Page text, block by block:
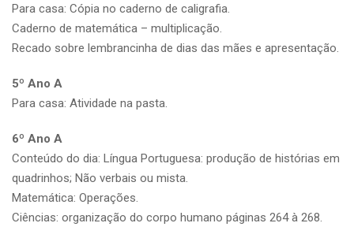
Para casa: Cópia no caderno de caligrafia.
Caderno de matemática – multiplicação.
Recado sobre lembrancinha de dias das mães e apresentação.
5º Ano A
Para casa: Atividade na pasta.
6º Ano A
Conteúdo do dia: Língua Portuguesa: produção de histórias em
quadrinhos; Não verbais ou mista.
Matemática: Operações.
Ciências: organização do corpo humano páginas 264 à 268.